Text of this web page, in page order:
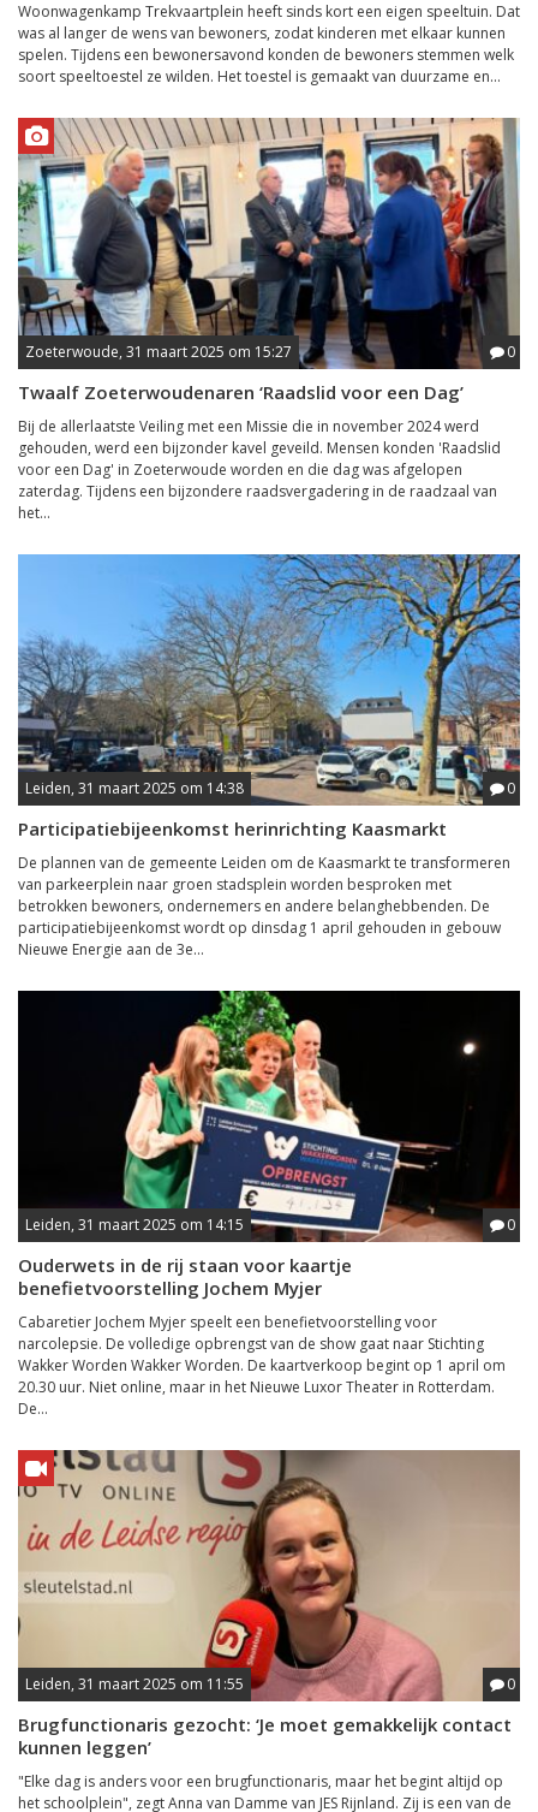
Woonwagenkamp Trekvaartplein heeft sinds kort een eigen speeltuin. Dat
was al langer de wens van bewoners, zodat kinderen met elkaar kunnen
spelen. Tijdens een bewonersavond konden de bewoners stemmen welk
soort speeltoestel ze wilden. Het toestel is gemaakt van duurzame en...
Zoeterwoude, 31 maart 2025 om 15:27 0
Twaalf Zoeterwoudenaren ‘Raadslid voor een Dag’
Bij de allerlaatste Veiling met een Missie die in november 2024 werd
gehouden, werd een bijzonder kavel geveild. Mensen konden 'Raadslid
voor een Dag' in Zoeterwoude worden en die dag was afgelopen
zaterdag. Tijdens een bijzondere raadsvergadering in de raadzaal van
het...
Leiden, 31 maart 2025 om 14:38 0
Participatiebijeenkomst herinrichting Kaasmarkt
De plannen van de gemeente Leiden om de Kaasmarkt te transformeren
van parkeerplein naar groen stadsplein worden besproken met
betrokken bewoners, ondernemers en andere belanghebbenden. De
participatiebijeenkomst wordt op dinsdag 1 april gehouden in gebouw
Nieuwe Energie aan de 3e...
Leiden, 31 maart 2025 om 14:15 0
Ouderwets in de rij staan voor kaartje
benefietvoorstelling Jochem Myjer
Cabaretier Jochem Myjer speelt een benefietvoorstelling voor
narcolepsie. De volledige opbrengst van de show gaat naar Stichting
Wakker Worden Wakker Worden. De kaartverkoop begint op 1 april om
20.30 uur. Niet online, maar in het Nieuwe Luxor Theater in Rotterdam.
De...
Leiden, 31 maart 2025 om 11:55 0
Brugfunctionaris gezocht: ‘Je moet gemakkelijk contact
kunnen leggen’
"Elke dag is anders voor een brugfunctionaris, maar het begint altijd op
het schoolplein", zegt Anna van Damme van JES Rijnland. Zij is een van de